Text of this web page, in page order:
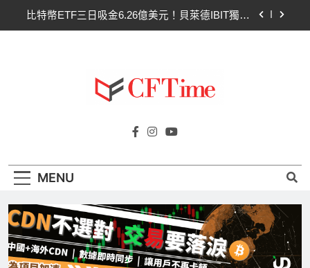
比特幣ETF三日吸金6.26億美元！貝萊德IBIT獨佔
以太幣區間壓縮！100日均線1,920成關鍵 期貨槓
桿比率逼近0.65
比特幣ETF三日吸金6.26億美元！貝萊德IBIT獨佔
CLARITY法案最後闖關！開發者免責與總統道德條
Cftime.io
AI（ChatGPT）、區塊鏈、NFT、加密貨
MENU